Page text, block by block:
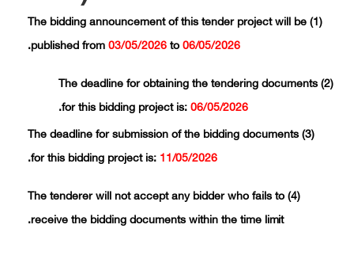
(1)
The bidding announcement of this tender project will be
published from03/05/2026to06/05/2026
.
(2)
The deadline for obtaining the tendering documents
for this bidding project is:06/05/2026
.
(3)
The deadline for submission of the bidding documents
for this bidding project is: 11/05/2026
.
(4)
The tenderer will not accept any bidder who fails to
receive the bidding documents within the time limit.